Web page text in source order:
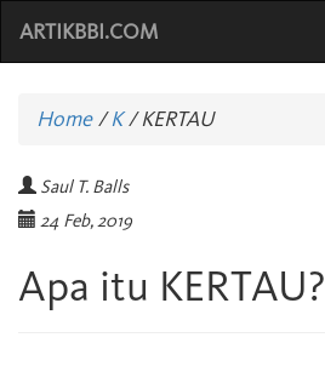
ARTIKBBI.COM
Home/K /KERTAU
Saul T. Balls
24 Feb, 2019
Apa itu KERTAU?